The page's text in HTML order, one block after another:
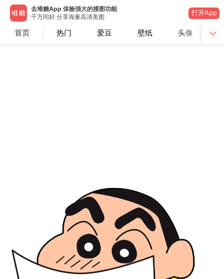
去堆糖App 体验强大的搜图功能
千万同好 分享海量高清美图
打开App
首页 热门 爱豆 壁纸 头像